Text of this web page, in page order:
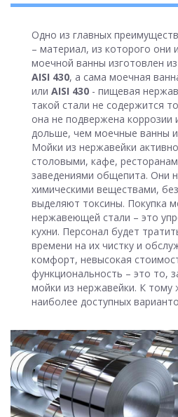
Одно из главных
– материал, из которого они
моечной ванны изготовлен
AISI 430, а сама моечная
или AISI 430 - пищевая
такой стали не содержится
она не подвержена коррозии
дольше, чем моечные ванны
Мойки из нержавейки
столовыми, кафе,
заведениями общепита. Они
химическими веществами,
выделяют токсины. Покупка
нержавеющей стали – это
кухни. Персонал будет
времени на их чистку и
комфорт, невысокая
функциональность – это то,
мойки из нержавейки. К тому
наиболее доступных